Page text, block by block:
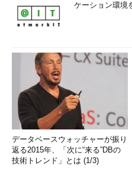
ケーション環境
データベースウォッチャーが振り
返る2015年、「次に“来る”DBの
技術トレンド」とは (1/3)